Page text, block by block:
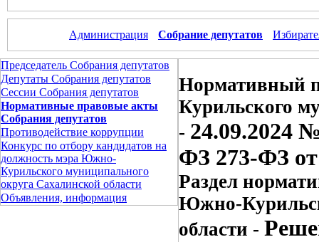
Администрация Собрание депутатов
Председатель Собрания депутатов
Депутаты Собрания депутатов
Сессии Собрания депутатов
Нормативные правовые акты
Собрания депутатов
Противодействие коррупции
Конкурс по отбору кандидатов на
должность мэра Южно-
Курильского муниципального
округа Сахалинской области
Объявления, информация
Нормативный
Курильского
- 24.09.2024
ФЗ 273-ФЗ от
Раздел
Южно-
области -